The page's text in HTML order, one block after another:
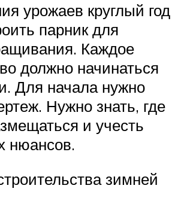
урожаев круглый год
парник для
Каждое
должно начинаться
Для начала нужно
Нужно знать, где
и учесть
нюансов.
зимней